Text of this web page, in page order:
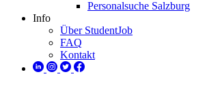
Personalsuche Salzburg
Info
Über StudentJob
FAQ
Kontakt